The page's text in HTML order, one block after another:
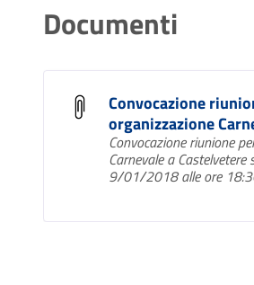
Documenti
Convocazione
organizzazione
Convocazione riunione
Carnevale a Castelvetere
9/01/2018 alle ore